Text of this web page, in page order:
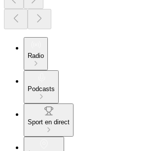
Radio
Podcasts
Sport en direct